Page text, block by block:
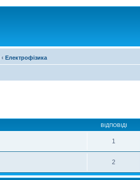
‹ Електрофізика
ВІДПОВІДІ
1
2